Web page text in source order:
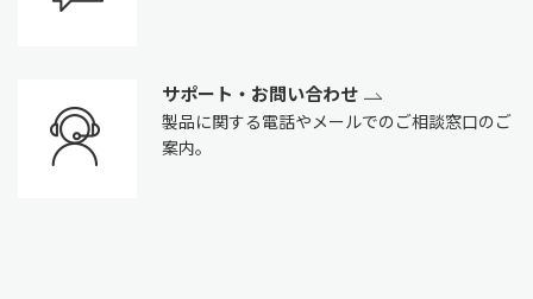
サポート・お問い合わせ
製品に関する電話やメールでのご相談窓口のご
案内。